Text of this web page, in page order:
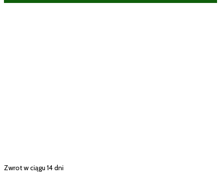
Zwrot w ciągu 14 dni